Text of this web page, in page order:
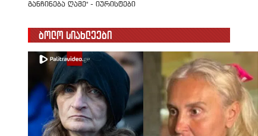
განჩინება ღამე" - იურისტები
ბოლო სიახლეები